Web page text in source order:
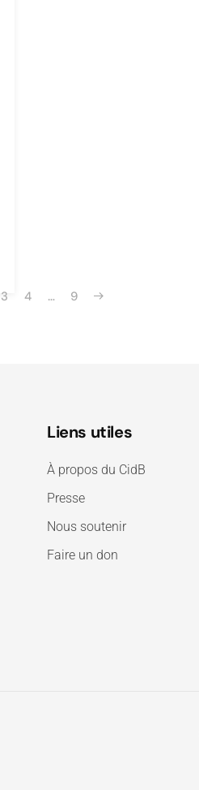
3 4 … 9
Liens utiles
À propos du CidB
Presse
Nous soutenir
Faire un don